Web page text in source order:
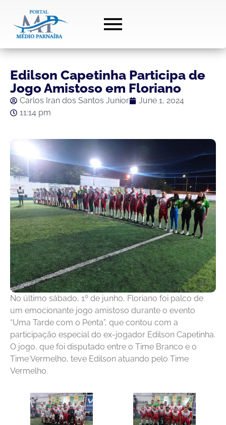
Edilson Capetinha Participa de
Jogo Amistoso em Floriano
Carlos Iran dos Santos Junior
June 1, 2024
11:14 pm
No último sábado, 1º de junho, Floriano foi palco de
um emocionante jogo amistoso durante o evento
“Uma Tarde com o Penta”, que contou com a
participação especial do ex-jogador Edilson Capetinha.
O jogo, que foi disputado entre o Time Branco e o
Time Vermelho, teve Edilson atuando pelo Time
Vermelho.